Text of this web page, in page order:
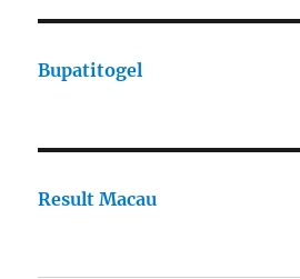
Bupatitogel
Result Macau